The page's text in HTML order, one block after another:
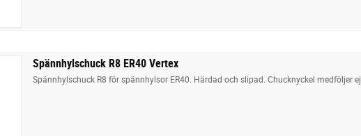
Spännhylschuck R8 ER40 Vertex
Spännhylschuck R8 för spännhylsor ER40. Härdad och slipad. Chucknyckel medföljer ej.